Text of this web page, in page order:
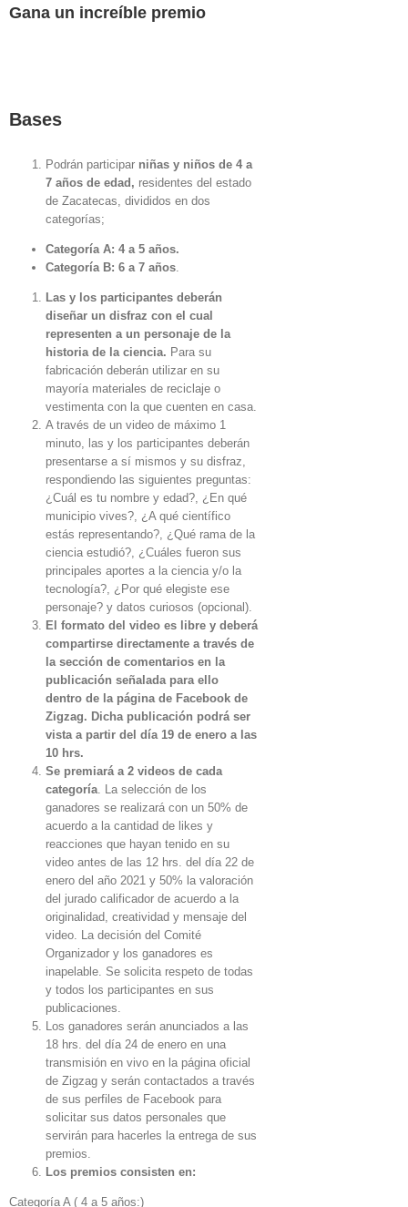
Gana un increíble premio
Bases
Podrán participar niñas y niños de 4 a
7 años de edad, residentes del estado
de Zacatecas, divididos en dos
categorías;
Categoría A: 4 a 5 años.
Categoría B: 6 a 7 años.
Las y los participantes deberán
diseñar un disfraz con el cual
representen a un personaje de la
historia de la ciencia. Para su
fabricación deberán utilizar en su
mayoría materiales de reciclaje o
vestimenta con la que cuenten en casa.
A través de un video de máximo 1
minuto, las y los participantes deberán
presentarse a sí mismos y su disfraz,
respondiendo las siguientes preguntas:
¿Cuál es tu nombre y edad?, ¿En qué
municipio vives?, ¿A qué científico
estás representando?, ¿Qué rama de la
ciencia estudió?, ¿Cuáles fueron sus
principales aportes a la ciencia y/o la
tecnología?, ¿Por qué elegiste ese
personaje? y datos curiosos (opcional).
El formato del video es libre y deberá
compartirse directamente a través de
la sección de comentarios en la
publicación señalada para ello
dentro de la página de Facebook de
Zigzag. Dicha publicación podrá ser
vista a partir del día 19 de enero a las
10 hrs.
Se premiará a 2 videos de cada
categoría. La selección de los
ganadores se realizará con un 50% de
acuerdo a la cantidad de likes y
reacciones que hayan tenido en su
video antes de las 12 hrs. del día 22 de
enero del año 2021 y 50% la valoración
del jurado calificador de acuerdo a la
originalidad, creatividad y mensaje del
video. La decisión del Comité
Organizador y los ganadores es
inapelable. Se solicita respeto de todas
y todos los participantes en sus
publicaciones.
Los ganadores serán anunciados a las
18 hrs. del día 24 de enero en una
transmisión en vivo en la página oficial
de Zigzag y serán contactados a través
de sus perfiles de Facebook para
solicitar sus datos personales que
servirán para hacerles la entrega de sus
premios.
Los premios consisten en:
Categoría A ( 4 a 5 años:)